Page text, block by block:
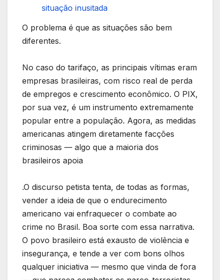
situação inusitada
O problema é que as situações são bem
diferentes.
No caso do tarifaço, as principais vítimas eram
empresas brasileiras, com risco real de perda
de empregos e crescimento econômico. O PIX,
por sua vez, é um instrumento extremamente
popular entre a população. Agora, as medidas
americanas atingem diretamente facções
criminosas — algo que a maioria dos
brasileiros apoia
.O discurso petista tenta, de todas as formas,
vender a ideia de que o endurecimento
americano vai enfraquecer o combate ao
crime no Brasil. Boa sorte com essa narrativa.
O povo brasileiro está exausto de violência e
insegurança, e tende a ver com bons olhos
qualquer iniciativa — mesmo que vinda de fora